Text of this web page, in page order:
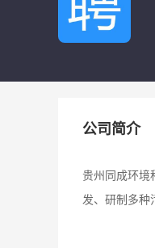
公司简介
贵州同成环境
发、研制多种